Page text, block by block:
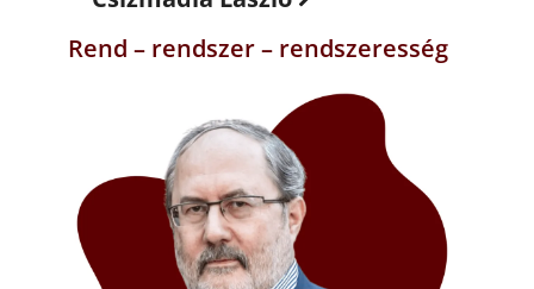
Rend – rendszer – rendszeresség